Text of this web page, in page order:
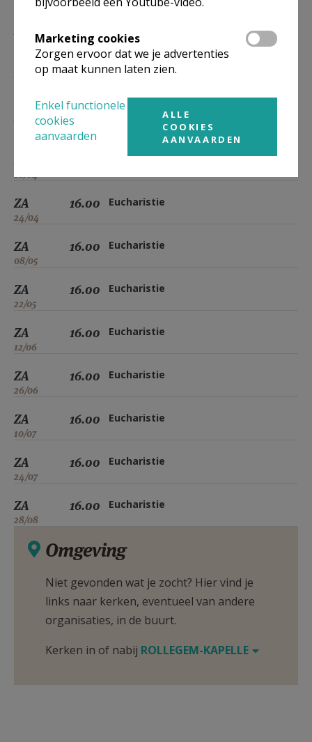
27/02
16.00
16.00 Eucharistie
16.00 Eucharistie
10/04
Eucharistie
ZA
24/04
16.00 Eucharistie
ZA
08/05
16.00 Eucharistie
ZA
22/05
16.00 Eucharistie
ZA
12/06
16.00 Eucharistie
ZA
26/06
16.00 Eucharistie
ZA
10/07
16.00 Eucharistie
ZA
24/07
16.00 Eucharistie
ZA
28/08
16.00 Eucharistie
Omgeving
Niet gevonden wat je zocht? Hier vind je
links naar kerken, eventueel van andere
organisaties, in de buurt.
Kerken in of nabij ROLLEGEM-KAPELLE
Marketing cookies
Zorgen ervoor dat we je advertenties
op maat kunnen laten zien.
Enkel functionele
cookies
aanvaarden
ALLE
COOKIES
AANVAARDEN